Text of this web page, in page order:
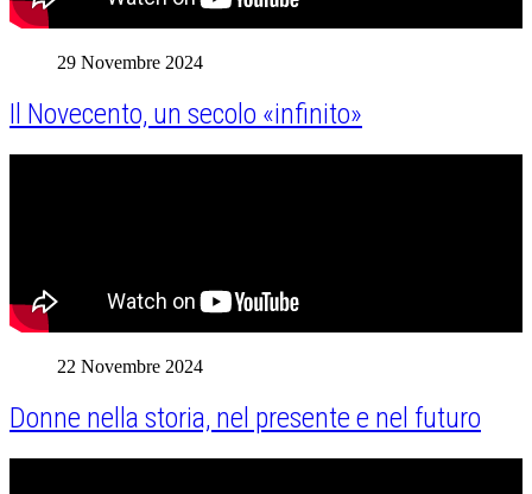
29 Novembre 2024
Il Novecento, un secolo «infinito»
22 Novembre 2024
Donne nella storia, nel presente e nel futuro